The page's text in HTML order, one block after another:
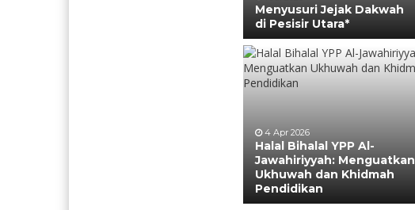
Menyusuri Jejak Dakwah
di Pesisir Utara*
4 Apr 2026
Halal Bihalal YPP Al-
Jawahiriyyah: Menguatkan
Ukhuwah dan Khidmah
Pendidikan